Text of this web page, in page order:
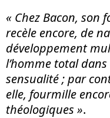
« Chez Bacon, son
recèle encore, de
développement
l’homme total
sensualité ; par
elle, fourmille
théologiques ».